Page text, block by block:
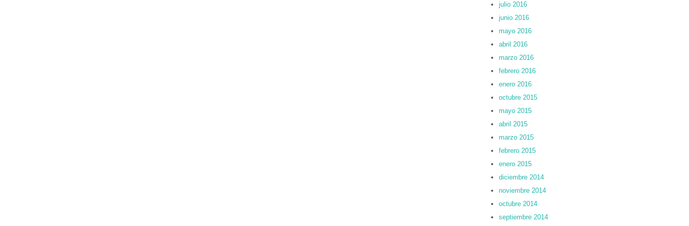
julio 2016
junio 2016
mayo 2016
abril 2016
marzo 2016
febrero 2016
enero 2016
octubre 2015
mayo 2015
abril 2015
marzo 2015
febrero 2015
enero 2015
diciembre 2014
noviembre 2014
octubre 2014
septiembre 2014